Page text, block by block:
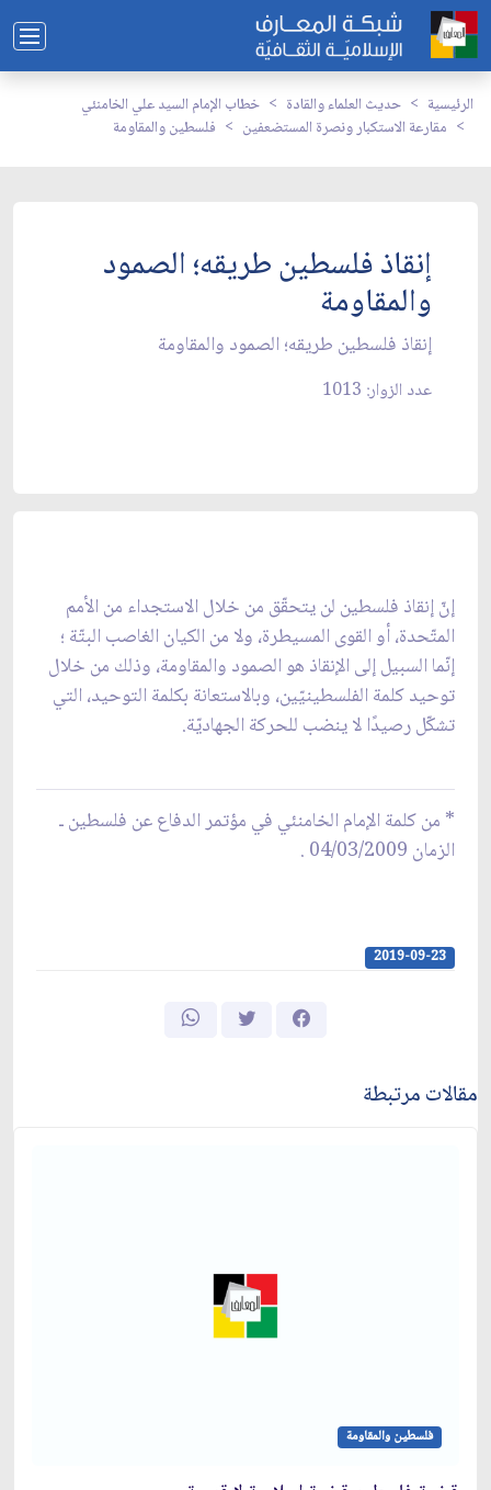
الرئيسية حديث العلماء والقادة
خطاب الإمام السيد علي الخامنئي
مقارعة الاستكبار ونصرة المستضعفين
فلسطين والمقاومة
إنقاذ فلسطين طريقه؛ الصمود
والمقاومة
إنقاذ فلسطين طريقه؛ الصمود والمقاومة
عدد الزوار: 1013
إنّ إنقاذ فلسطين لن يتحقّق من خلال الاستجداء من الأمم
المتّحدة، أو القوى المسيطرة، ولا من الكيان الغاصب البتّة ؛
إنّما السبيل إلى الإنقاذ هو الصمود والمقاومة، وذلك من خلال
توحيد كلمة الفلسطينيّين، وبالاستعانة بكلمة التوحيد، التي
تشكّل رصيدًا لا ينضب للحركة الجهاديّة.
* من كلمة‌ الإمام الخامنئي في مؤتمر الدفاع عن فلسطين ـ
الزمان 04/03/2009 .
2019-09-23
مقالات مرتبطة
فلسطين والمقاومة